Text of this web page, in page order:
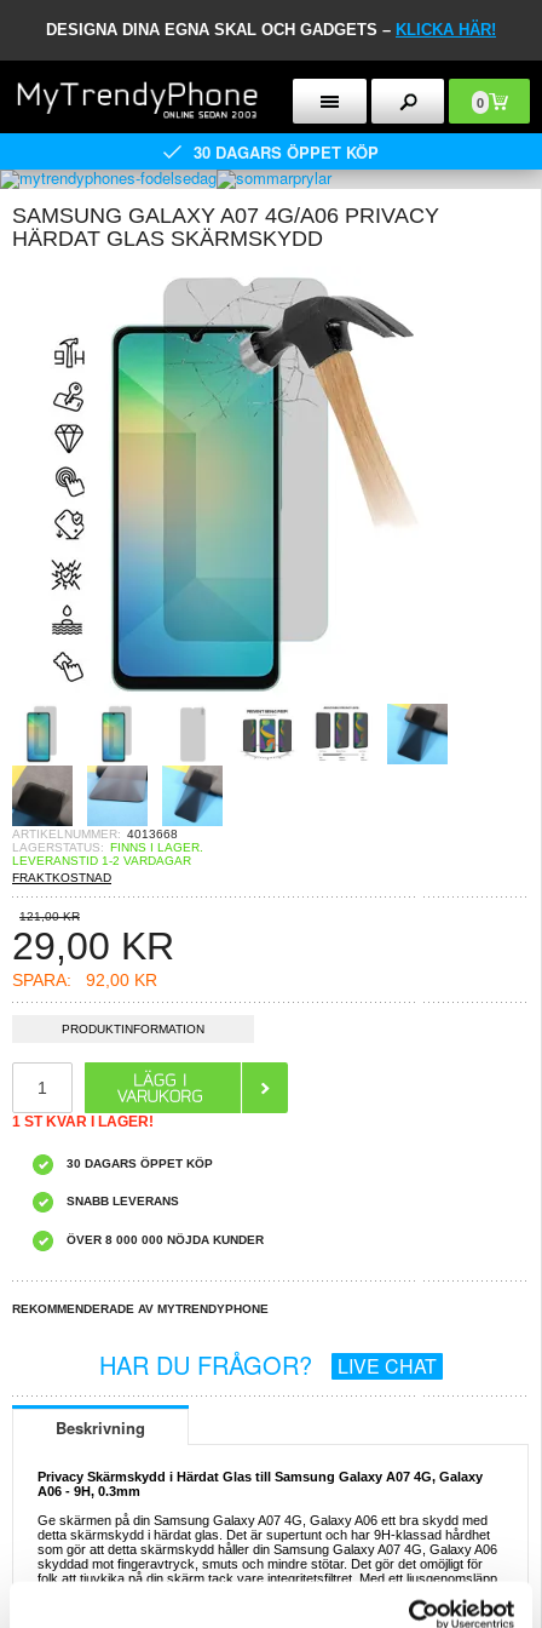
DESIGNA DINA EGNA SKAL OCH GADGETS – KLICKA HÄR!
0
30 DAGARS ÖPPET KÖP
SAMSUNG GALAXY A07 4G/A06 PRIVACY
HÄRDAT GLAS SKÄRMSKYDD
ARTIKELNUMMER: 4013668
LAGERSTATUS: FINNS I LAGER.
LEVERANSTID 1-2 VARDAGAR
FRAKTKOSTNAD
121,00 KR
29,00 KR
SPARA: 92,00 KR
PRODUKTINFORMATION
1 ST KVAR I LAGER!
30 DAGARS ÖPPET KÖP
SNABB LEVERANS
ÖVER 8 000 000 NÖJDA KUNDER
REKOMMENDERADE AV MYTRENDYPHONE
HAR DU FRÅGOR? LIVE CHAT
Beskrivning
Privacy Skärmskydd i Härdat Glas till Samsung Galaxy A07 4G, Galaxy
A06 - 9H, 0.3mm
Ge skärmen på din Samsung Galaxy A07 4G, Galaxy A06 ett bra skydd med
detta skärmskydd i härdat glas. Det är supertunt och har 9H-klassad hårdhet
som gör att detta skärmskydd håller din Samsung Galaxy A07 4G, Galaxy A06
skyddad mot fingeravtryck, smuts och mindre stötar. Det gör det omöjligt för
folk att tjuvkika på din skärm tack vare integritetsfiltret. Med ett ljusgenomsläpp